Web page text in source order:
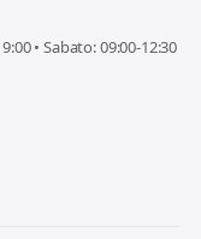
• Sabato: 09:00-12:30